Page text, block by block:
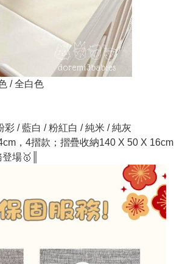
/ 全白色
彩 / 藍白 / 粉紅白 / 純米 / 純灰
，4摺款；摺疊收納140 X 50 X 16cm
場🥇║